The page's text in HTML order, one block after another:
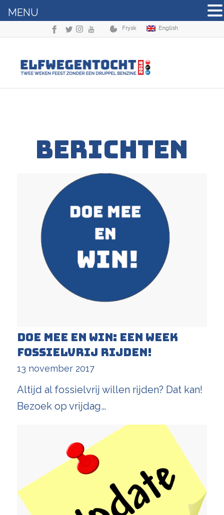
Frysk English
BERICHTEN
Doe mee en win: een week
fossielvrij rijden!
13 november 2017
Altijd al fossielvrij willen rijden? Dat kan!
Bezoek op vrijdag…
MENU